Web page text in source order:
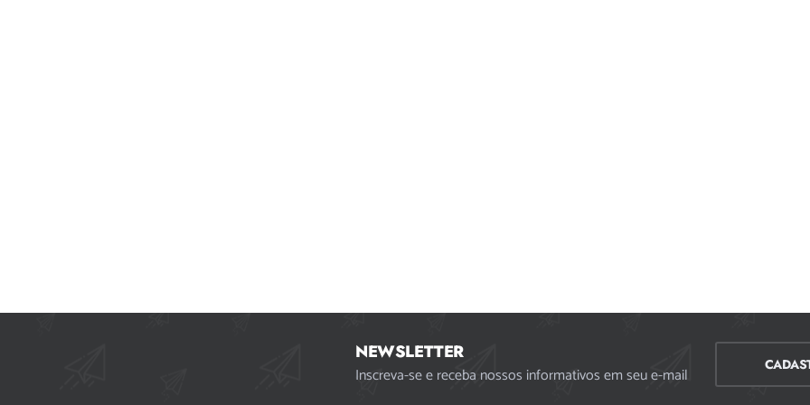
NEWSLETTER
Inscreva-se e receba nossos informativos em seu e-mail